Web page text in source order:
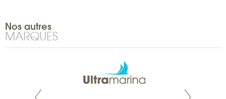
Nos autres
MARQUES